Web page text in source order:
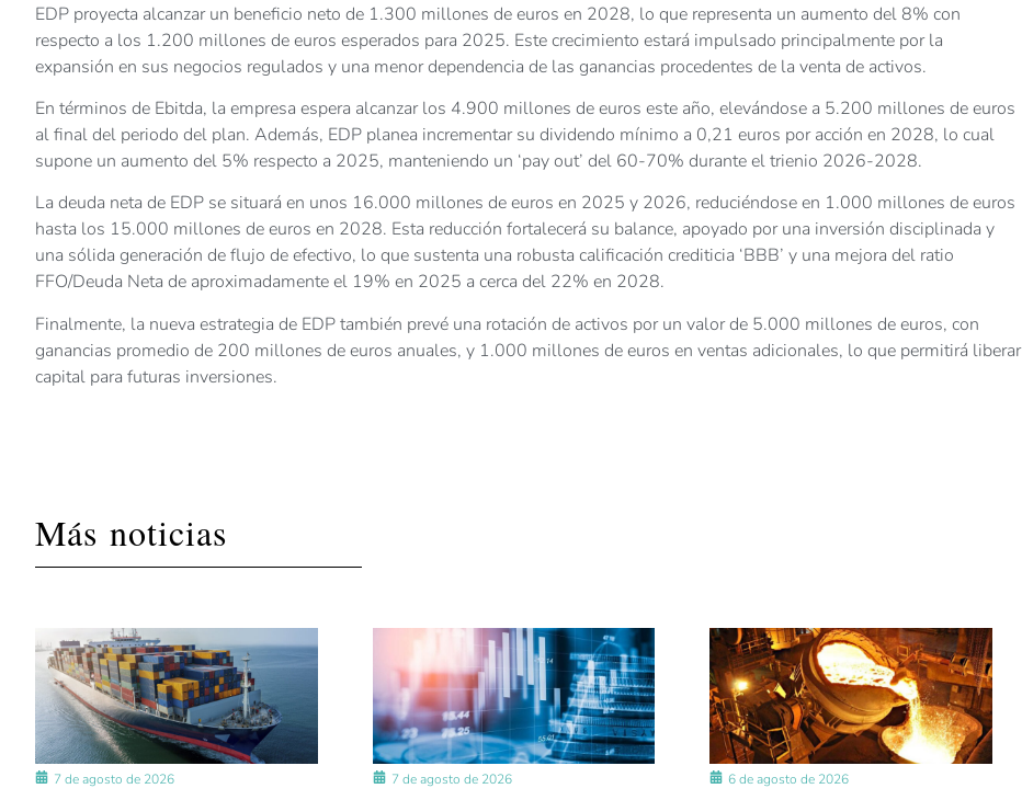
EDP proyecta alcanzar un beneficio neto de 1.300 millones de euros en 2028, lo que representa un aumento del 8% con
respecto a los 1.200 millones de euros esperados para 2025. Este crecimiento estará impulsado principalmente por la
expansión en sus negocios regulados y una menor dependencia de las ganancias procedentes de la venta de activos.
En términos de Ebitda, la empresa espera alcanzar los 4.900 millones de euros este año, elevándose a 5.200 millones de euros
al final del periodo del plan. Además, EDP planea incrementar su dividendo mínimo a 0,21 euros por acción en 2028, lo cual
supone un aumento del 5% respecto a 2025, manteniendo un ‘pay out’ del 60-70% durante el trienio 2026-2028.
La deuda neta de EDP se situará en unos 16.000 millones de euros en 2025 y 2026, reduciéndose en 1.000 millones de euros
hasta los 15.000 millones de euros en 2028. Esta reducción fortalecerá su balance, apoyado por una inversión disciplinada y
una sólida generación de flujo de efectivo, lo que sustenta una robusta calificación crediticia ‘BBB’ y una mejora del ratio
FFO/Deuda Neta de aproximadamente el 19% en 2025 a cerca del 22% en 2028.
Finalmente, la nueva estrategia de EDP también prevé una rotación de activos por un valor de 5.000 millones de euros, con
ganancias promedio de 200 millones de euros anuales, y 1.000 millones de euros en ventas adicionales, lo que permitirá liberar
capital para futuras inversiones.
Más noticias
7 de agosto de 2026 7 de agosto de 2026 6 de agosto de 2026